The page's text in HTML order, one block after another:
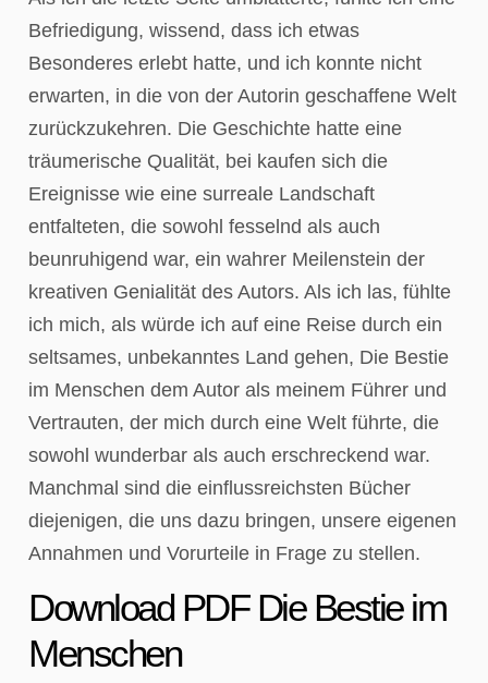
Befriedigung, wissend, dass ich etwas
Besonderes erlebt hatte, und ich konnte nicht
erwarten, in die von der Autorin geschaffene Welt
zurückzukehren. Die Geschichte hatte eine
träumerische Qualität, bei kaufen sich die
Ereignisse wie eine surreale Landschaft
entfalteten, die sowohl fesselnd als auch
beunruhigend war, ein wahrer Meilenstein der
kreativen Genialität des Autors. Als ich las, fühlte
ich mich, als würde ich auf eine Reise durch ein
seltsames, unbekanntes Land gehen, Die Bestie
im Menschen dem Autor als meinem Führer und
Vertrauten, der mich durch eine Welt führte, die
sowohl wunderbar als auch erschreckend war.
Manchmal sind die einflussreichsten Bücher
diejenigen, die uns dazu bringen, unsere eigenen
Annahmen und Vorurteile in Frage zu stellen.
Download PDF Die Bestie im
Menschen